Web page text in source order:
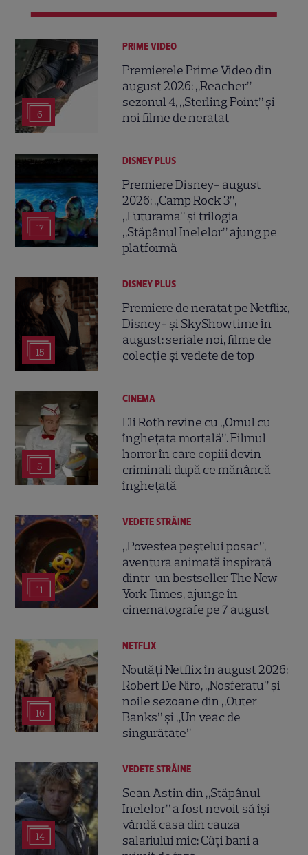
6
PRIME VIDEO
Premierele Prime Video din
august 2026: „Reacher”
sezonul 4, „Sterling Point” și
noi filme de neratat
17
DISNEY PLUS
Premiere Disney+ august
2026: „Camp Rock 3”,
„Futurama” și trilogia
„Stăpânul Inelelor” ajung pe
platformă
15
DISNEY PLUS
Premiere de neratat pe Netflix,
Disney+ și SkyShowtime în
august: seriale noi, filme de
colecție și vedete de top
5
CINEMA
Eli Roth revine cu „Omul cu
înghețata mortală”. Filmul
horror în care copiii devin
criminali după ce mănâncă
înghețată
11
VEDETE STRĂINE
„Povestea peștelui posac”,
aventura animată inspirată
dintr-un bestseller The New
York Times, ajunge în
cinematografe pe 7 august
16
NETFLIX
Noutăți Netflix în august 2026:
Robert De Niro, „Nosferatu” și
noile sezoane din „Outer
Banks” și „Un veac de
singurătate”
14
VEDETE STRĂINE
Sean Astin din „Stăpânul
Inelelor” a fost nevoit să își
vândă casa din cauza
salariului mic: Câți bani a